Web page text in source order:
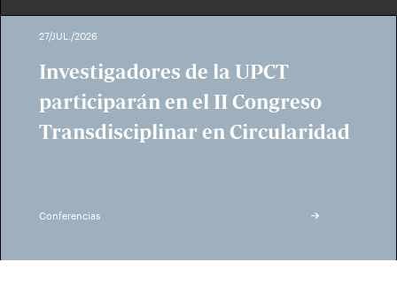
27/JUL./2026
Investigadores de la UPCT
participarán en el II Congreso
Transdisciplinar en Circularidad
Conferencias